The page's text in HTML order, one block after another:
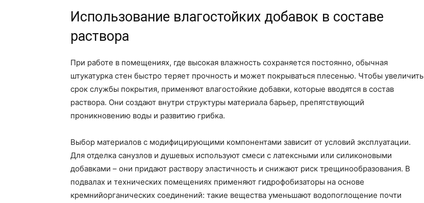
Использование влагостойких добавок в составе
раствора
При работе в помещениях, где высокая влажность сохраняется постоянно, обычная
штукатурка стен быстро теряет прочность и может покрываться плесенью. Чтобы увеличить
срок службы покрытия, применяют влагостойкие добавки, которые вводятся в состав
раствора. Они создают внутри структуры материала барьер, препятствующий
проникновению воды и развитию грибка.
Выбор материалов с модифицирующими компонентами зависит от условий эксплуатации.
Для отделка санузлов и душевых используют смеси с латексными или силиконовыми
добавками – они придают раствору эластичность и снижают риск трещинообразования. В
подвалах и технических помещениях применяют гидрофобизаторы на основе
кремнийорганических соединений: такие вещества уменьшают водопоглощение почти